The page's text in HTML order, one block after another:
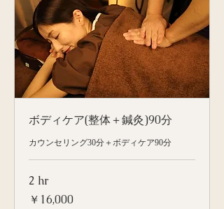
ボディケア(整体＋鍼灸)90分
カウンセリング30分＋ボディケア90分
2 hr
16,000
円
￥16,000